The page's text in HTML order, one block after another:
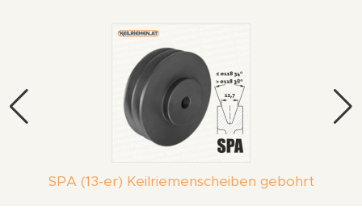
SPA (13-er) Keilriemenscheiben gebohrt